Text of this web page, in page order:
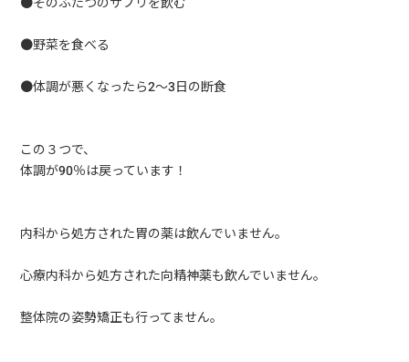
●野菜を食べる
●体調が悪くなったら2～3日の断食
この３つで、
体調が90％は戻っています！
内科から処方された胃の薬は飲んでいません。
心療内科から処方された向精神薬も飲んでいません。
整体院の姿勢矯正も行ってません。